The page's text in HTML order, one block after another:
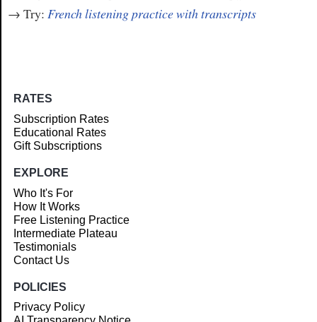
→ Try: French listening practice with transcripts
RATES
Subscription Rates
Educational Rates
Gift Subscriptions
EXPLORE
Who It's For
How It Works
Free Listening Practice
Intermediate Plateau
Testimonials
Contact Us
POLICIES
Privacy Policy